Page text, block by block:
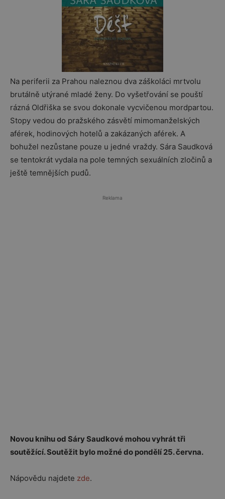
Na periferii za Prahou naleznou dva záškoláci mrtvolu
brutálně utýrané mladé ženy. Do vyšetřování se pouští
rázná Oldřiška se svou dokonale vycvičenou mordpartou.
Stopy vedou do pražského zásvětí mimomanželských
aférek, hodinových hotelů a zakázaných aférek. A
bohužel nezůstane pouze u jedné vraždy. Sára Saudková
se tentokrát vydala na pole temných sexuálních zločinů a
ještě temnějších pudů.
Reklama
Novou knihu od Sáry Saudkové mohou vyhrát tři
soutěžící. Soutěžit bylo možné do pondělí 25. června.
Nápovědu najdete zde.